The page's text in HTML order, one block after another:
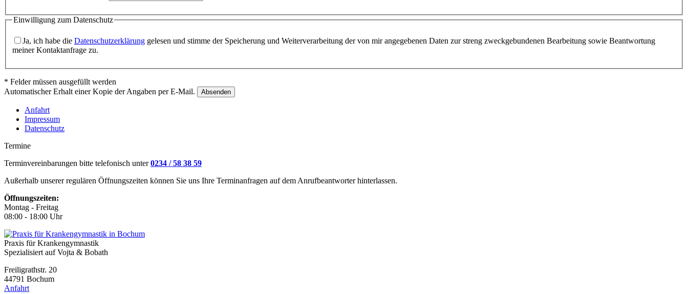
Einwilligung zum Datenschutz
Ja, ich habe die Datenschutzerklärung gelesen und stimme der Speicherung und Weiterverarbeitung der von mir angegebenen Daten zur streng zweckgebundenen Bearbeitung sowie Beantwortung
meiner Kontaktanfrage zu.
* Felder müssen ausgefüllt werden
Automatischer Erhalt einer Kopie der Angaben per E-Mail.
Anfahrt
Impressum
Datenschutz
Termine
Terminvereinbarungen bitte telefonisch unter0234 / 58 38 59
Außerhalb unserer regulären Öffnungszeiten können Sie uns Ihre Terminanfragen auf dem Anrufbeantworter hinterlassen.
Öffnungszeiten:
Montag - Freitag
08:00 - 18:00 Uhr
Praxis für Krankengymnastik
Spezialisiert auf Vojta & Bobath
Freiligrathstr. 20
44791 Bochum
Anfahrt